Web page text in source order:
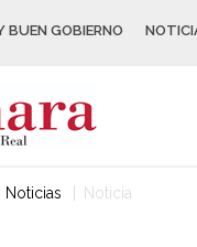
BUEN GOBIERNO
Noticias Noticia